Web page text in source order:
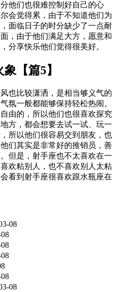
他们也很难控制好自己的心
会觉得累，由于不知道他们为
面临日子的时分缺少了一点耐
，由于他们满足大方，愿意和
分享快乐他们觉得很美好。
【篇5】
也比较潇洒，是相当够义气的
氛一般都能够保持轻松热闹。
由的，所以他们也很喜欢探究
方，都会想要去试一试、玩一
所以他们很容易交到朋友，也
们其实是非常好的推销员，善
但是，射手座也不太喜欢在一
欢粘别人，也不喜欢别人太粘
看到射手座很喜欢跟水瓶座在
08
08